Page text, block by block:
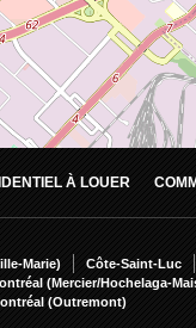
À LOUER
Marie) Côte-Saint-Luc
(Mercier/Hochelaga-
(Outremont)